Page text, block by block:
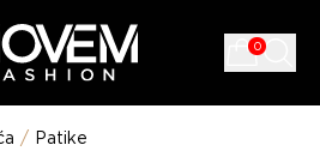
0
/ Patike